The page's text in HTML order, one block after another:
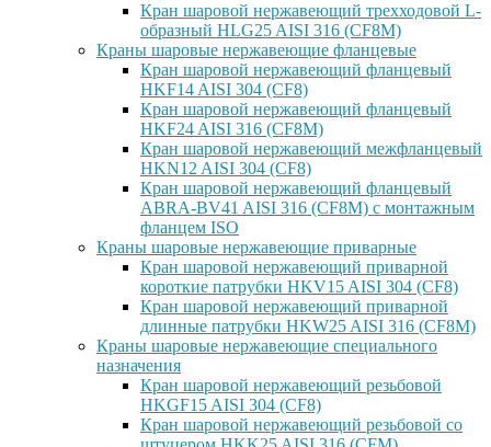
Кран шаровой нержавеющий трехходовой L-
образный HLG25 AISI 316 (CF8M)
Краны шаровые нержавеющие фланцевые
Кран шаровой нержавеющий фланцевый
HKF14 AISI 304 (CF8)
Кран шаровой нержавеющий фланцевый
HKF24 AISI 316 (CF8M)
Кран шаровой нержавеющий межфланцевый
HKN12 AISI 304 (CF8)
Кран шаровой нержавеющий фланцевый
ABRA-BV41 AISI 316 (CF8M) с монтажным
фланцем ISO
Краны шаровые нержавеющие приварные
Кран шаровой нержавеющий приварной
короткие патрубки HKV15 AISI 304 (CF8)
Кран шаровой нержавеющий приварной
длинные патрубки HKW25 AISI 316 (CF8M)
Краны шаровые нержавеющие специального
назначения
Кран шаровой нержавеющий резьбовой
HKGF15 AISI 304 (CF8)
Кран шаровой нержавеющий резьбовой со